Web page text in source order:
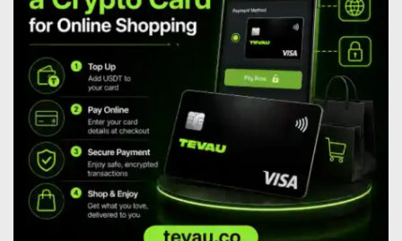
Inscrever-Se
Português